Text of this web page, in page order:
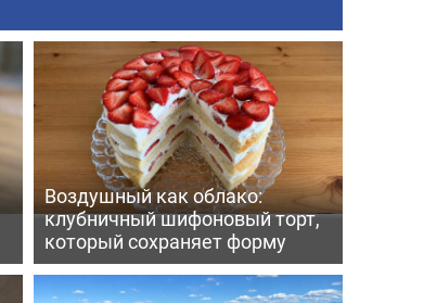
Воздушный как облако:
клубничный шифоновый торт,
который сохраняет форму